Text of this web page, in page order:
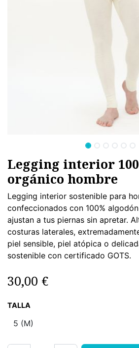
Legging interior
orgánico hombre
Legging interior sostenible para
confeccionados con 100%
ajustan a tus piernas sin apretar.
costuras laterales,
piel sensible, piel atópica o
sostenible con certificado GOTS.
30,00 €
TALLA